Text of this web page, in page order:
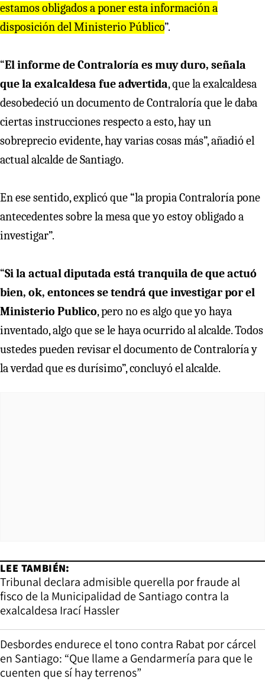
estamos obligados a poner esta información a
disposición del Ministerio Público”.
“El informe de Contraloría es muy duro, señala
que la exalcaldesa fue advertida, que la exalcaldesa
desobedeció un documento de Contraloría que le daba
ciertas instrucciones respecto a esto, hay un
sobreprecio evidente, hay varias cosas más”, añadió el
actual alcalde de Santiago.
En ese sentido, explicó que “la propia Contraloría pone
antecedentes sobre la mesa que yo estoy obligado a
investigar”.
“Si la actual diputada está tranquila de que actuó
bien, ok, entonces se tendrá que investigar por el
Ministerio Publico, pero no es algo que yo haya
inventado, algo que se le haya ocurrido al alcalde. Todos
ustedes pueden revisar el documento de Contraloría y
la verdad que es durísimo”, concluyó el alcalde.
LEE TAMBIÉN:
Tribunal declara admisible querella por fraude al
fisco de la Municipalidad de Santiago contra la
exalcaldesa Irací Hassler
Desbordes endurece el tono contra Rabat por cárcel
en Santiago: “Que llame a Gendarmería para que le
cuenten que sí hay terrenos”